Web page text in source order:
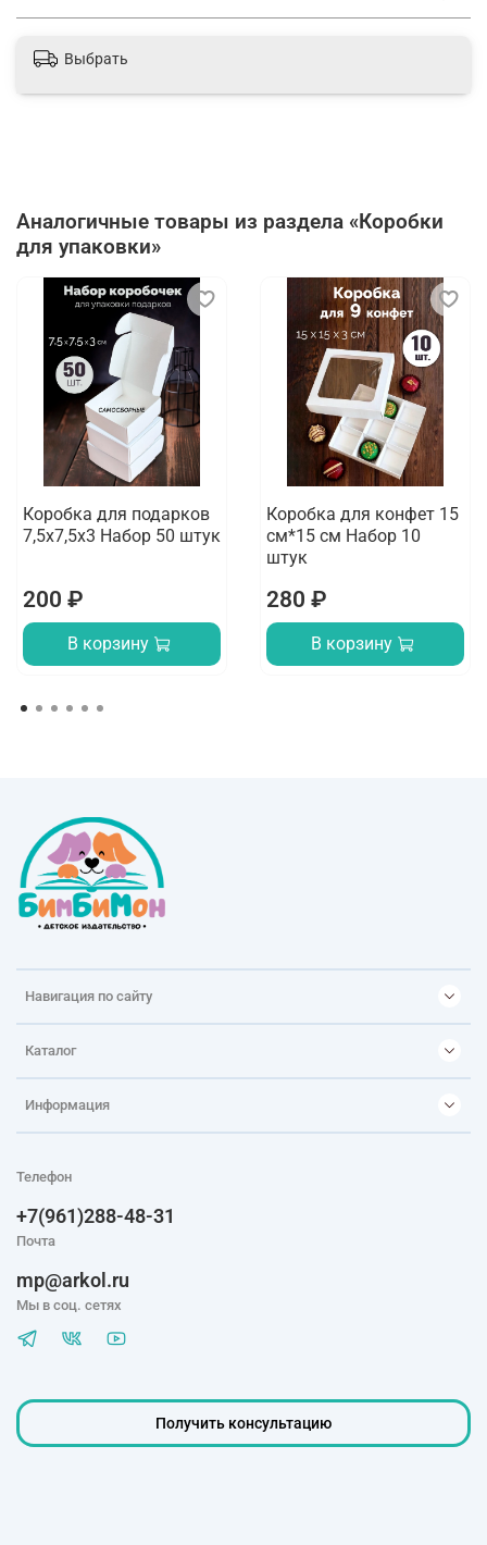
Выбрать
24.0
Написать отзыв
Аналогичные товары из раздела «Коробки
для упаковки»
Коробка для подарков
7,5х7,5х3 Набор 50 штук
200 ₽
В корзину
Коробка для конфет 15
см*15 см Набор 10
штук
280 ₽
В корзину
Навигация по сайту
Каталог
Информация
Получить консультацию
Телефон
+7(961)288-48-31
Почта
mp@arkol.ru
Мы в соц. сетях